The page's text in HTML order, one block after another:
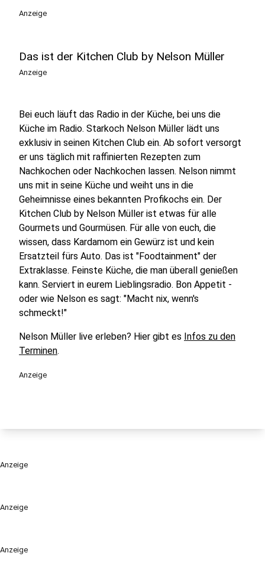
Anzeige
Anzeige
Anzeige
Das ist der Kitchen Club by Nelson Müller
Anzeige
Bei euch läuft das Radio in der Küche, bei uns die
Küche im Radio. Starkoch Nelson Müller lädt uns
exklusiv in seinen Kitchen Club ein. Ab sofort versorgt
er uns täglich mit raffinierten Rezepten zum
Nachkochen oder Nachkochen lassen. Nelson nimmt
uns mit in seine Küche und weiht uns in die
Geheimnisse eines bekannten Profikochs ein. Der
Kitchen Club by Nelson Müller ist etwas für alle
Gourmets und Gourmüsen. Für alle von euch, die
wissen, dass Kardamom ein Gewürz ist und kein
Ersatzteil fürs Auto. Das ist "Foodtainment" der
Extraklasse. Feinste Küche, die man überall genießen
kann. Serviert in eurem Lieblingsradio. Bon Appetit -
oder wie Nelson es sagt: "Macht nix, wenn's
schmeckt!"
Nelson Müller live erleben? Hier gibt es Infos zu den
Terminen.
Anzeige
Anzeige